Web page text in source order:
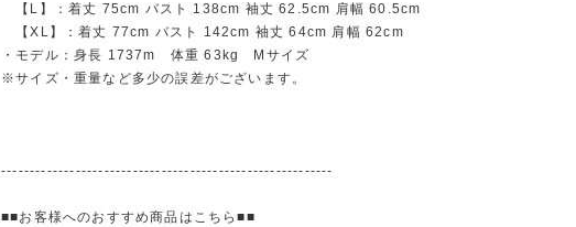
【L】：着丈 75cm バスト 138cm 袖丈 62.5cm 肩幅 60.5cm
【XL】：着丈 77cm バスト 142cm 袖丈 64cm 肩幅 62cm
・モデル：身長 1737m 体重 63kg Mサイズ
※サイズ・重量など多少の誤差がございます。
----------------------------------------------------------
■■お客様へのおすすめ商品はこちら■■